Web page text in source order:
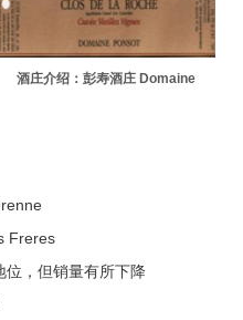
酒庄介绍：彭寿酒庄 Domaine
Freres
位，但销量有所下降